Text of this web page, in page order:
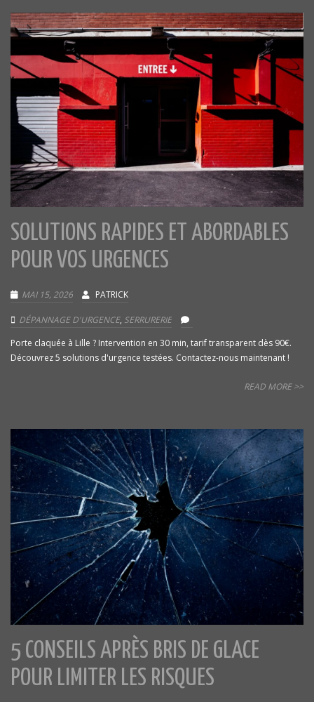
SOLUTIONS RAPIDES ET ABORDABLES
POUR VOS URGENCES
MAI 15, 2026 PATRICK
DÉPANNAGE D'URGENCE, SERRURERIE
Porte claquée à Lille ? Intervention en 30 min, tarif transparent dès 90€.
Découvrez 5 solutions d'urgence testées. Contactez-nous maintenant !
READ MORE >>
5 CONSEILS APRÈS BRIS DE GLACE
POUR LIMITER LES RISQUES